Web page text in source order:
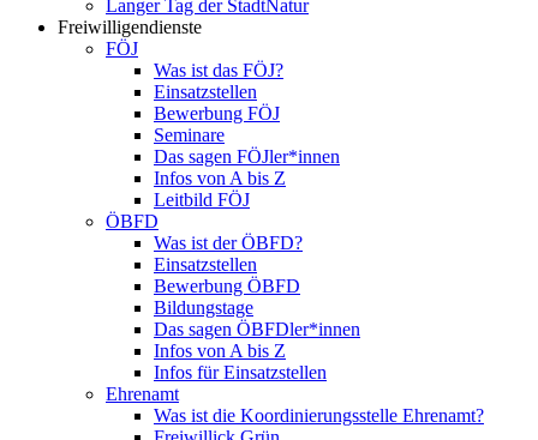
Langer Tag der StadtNatur
Freiwilligendienste
FÖJ
Was ist das FÖJ?
Einsatzstellen
Bewerbung FÖJ
Seminare
Das sagen FÖJler*innen
Infos von A bis Z
Leitbild FÖJ
ÖBFD
Was ist der ÖBFD?
Einsatzstellen
Bewerbung ÖBFD
Bildungstage
Das sagen ÖBFDler*innen
Infos von A bis Z
Infos für Einsatzstellen
Ehrenamt
Was ist die Koordinierungsstelle Ehrenamt?